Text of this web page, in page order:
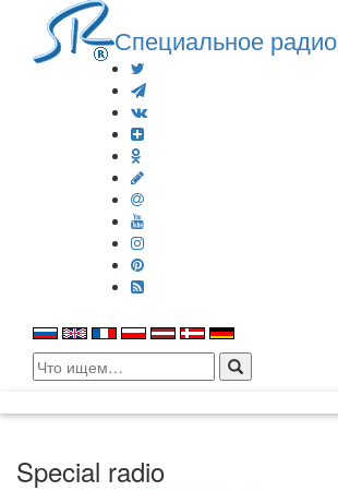
Специальное радио
Search
for:
Special radio